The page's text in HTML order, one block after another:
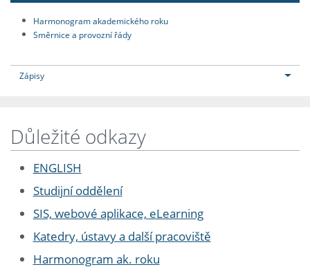
Harmonogram akademického roku
Směrnice a provozní řády
Zápisy
Důležité odkazy
ENGLISH
Studijní oddělení
SIS, webové aplikace, eLearning
Katedry, ústavy a další pracoviště
Harmonogram ak. roku